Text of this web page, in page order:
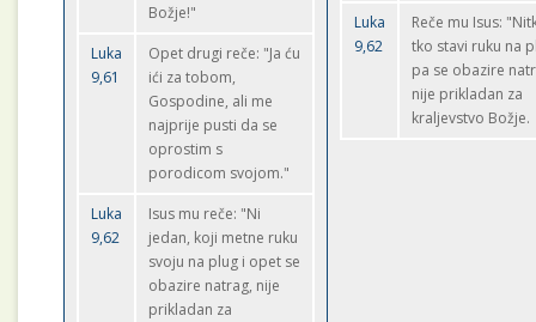
Božje!"
Luka
9,61
Opet drugi reče: "Ja ću
ići za tobom,
Gospodine, ali me
najprije pusti da se
oprostim s
porodicom svojom."
Luka
9,62
Isus mu reče: "Ni
jedan, koji metne ruku
svoju na plug i opet se
obazire natrag, nije
prikladan za
Luka
9,62
Reče mu Isus:
tko stavi ruku na
pa se obazire
nije prikladan za
kraljevstvo Božje.